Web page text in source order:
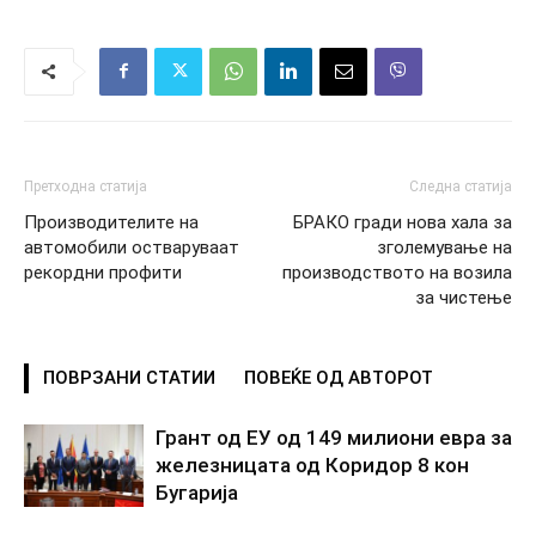
Претходна статија
Производителите на
автомобили остваруваат
рекордни профити
Следна статија
БРАКО гради нова хала за
зголемување на
производството на возила
за чистење
ПОВРЗАНИ СТАТИИ ПОВЕЌЕ ОД АВТОРОТ
Грант од ЕУ од 149 милиони евра за
железницата од Коридор 8 кон
Бугарија